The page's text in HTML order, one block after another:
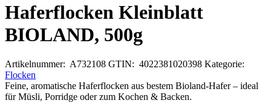
Haferflocken Kleinblatt
BIOLAND, 500g
Artikelnummer: A732108 GTIN: 4022381020398 Kategorie:
Flocken
Feine, aromatische Haferflocken aus bestem Bioland-Hafer – ideal
für Müsli, Porridge oder zum Kochen & Backen.